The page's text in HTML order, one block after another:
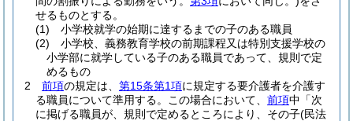
せるものとする。
(1)
小学校就学の始期に達するまでの子のある職員
(2)
小学校、義務教育学校の前期課程又は特別支援学校の
小学部に就学している子のある職員であって、規則で定
めるもの
2
前項の規定は、 第15条第1項に規定する要介護者を介護す
る職員について準用する。
この場合において、 前項中「次
に掲げる職員が、規則で定めるところにより、その子(民法